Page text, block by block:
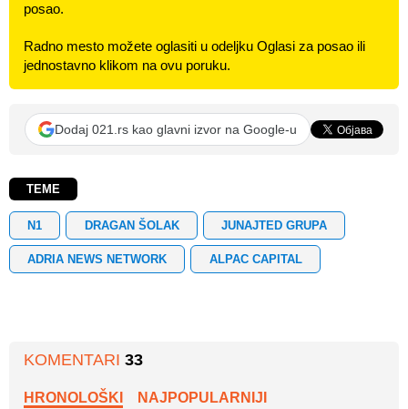
posao.
Radno mesto možete oglasiti u odeljku Oglasi za posao ili
jednostavno klikom na ovu poruku.
Dodaj 021.rs kao glavni izvor na Google-u
TEME
N1 DRAGAN ŠOLAK JUNAJTED GRUPA
ADRIA NEWS NETWORK ALPAC CAPITAL
KOMENTARI 33
HRONOLOŠKI NAJPOPULARNIJI